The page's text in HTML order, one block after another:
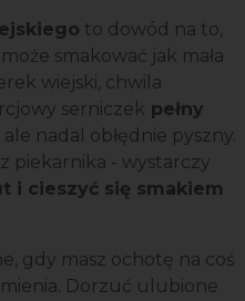
to dowód na to,
smakować jak mała
wiejski, chwila
serniczek pełny
nadal obłędnie pyszny.
piekarnika - wystarczy
i cieszyć się smakiem
gdy masz ochotę na coś
Dorzuć ulubione